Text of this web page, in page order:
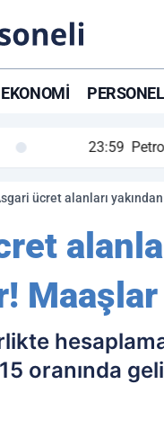
EKONOMI
Petrol Akışında Tarihi
ücret alanları
Maaşlar
oranında